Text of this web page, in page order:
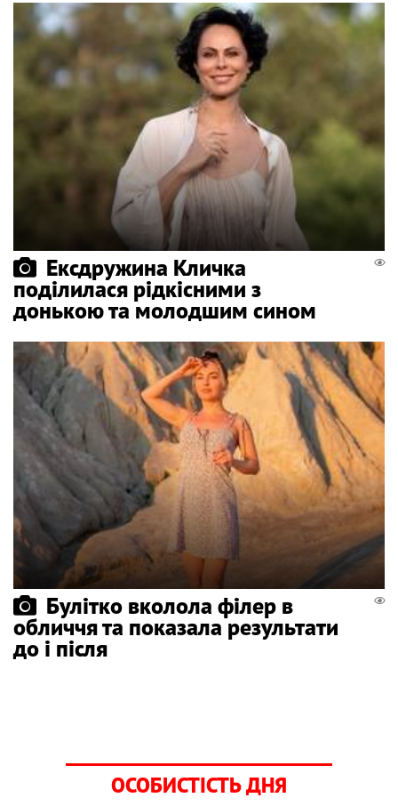
Ексдружина Кличка
поділилася рідкісними з
донькою та молодшим сином
Булітко вколола філер в
обличчя та показала результати
до і після
ОСОБИСТІСТЬ ДНЯ